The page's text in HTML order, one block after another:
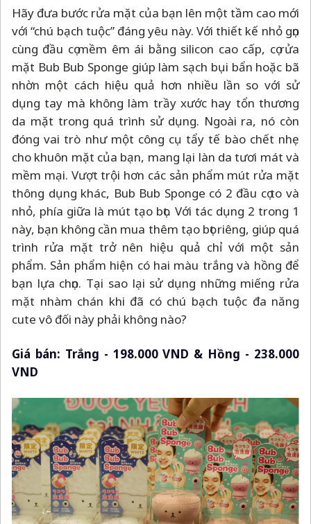
Hãy đưa bước rửa mặt của bạn lên một tầm cao mới
với “chú bạch tuộc” đáng yêu này. Với thiết kế nhỏ gọn
cùng đầu cọ mềm êm ái bằng silicon cao cấp, cọ rửa
mặt Bub Bub Sponge giúp làm sạch bụi bẩn hoặc bã
nhờn một cách hiệu quả hơn nhiều lần so với sử
dụng tay mà không làm trầy xước hay tổn thương
da mặt trong quá trình sử dụng. Ngoài ra, nó còn
đóng vai trò như một công cụ tẩy tế bào chết nhẹ
cho khuôn mặt của bạn, mang lại làn da tươi mát và
mềm mại. Vượt trội hơn các sản phẩm mút rửa mặt
thông dụng khác, Bub Bub Sponge có 2 đầu cọ to và
nhỏ, phía giữa là mút tạo bọt. Với tác dụng 2 trong 1
này, bạn không cần mua thêm tạo bọt riêng, giúp quá
trình rửa mặt trở nên hiệu quả chỉ với một sản
phẩm. Sản phẩm hiện có hai màu trắng và hồng để
bạn lựa chọn. Tại sao lại sử dụng những miếng rửa
mặt nhàm chán khi đã có chú bạch tuộc đa năng
cute vô đối này phải không nào?
Giá bán: Trắng - 198.000 VND & Hồng - 238.000
VND